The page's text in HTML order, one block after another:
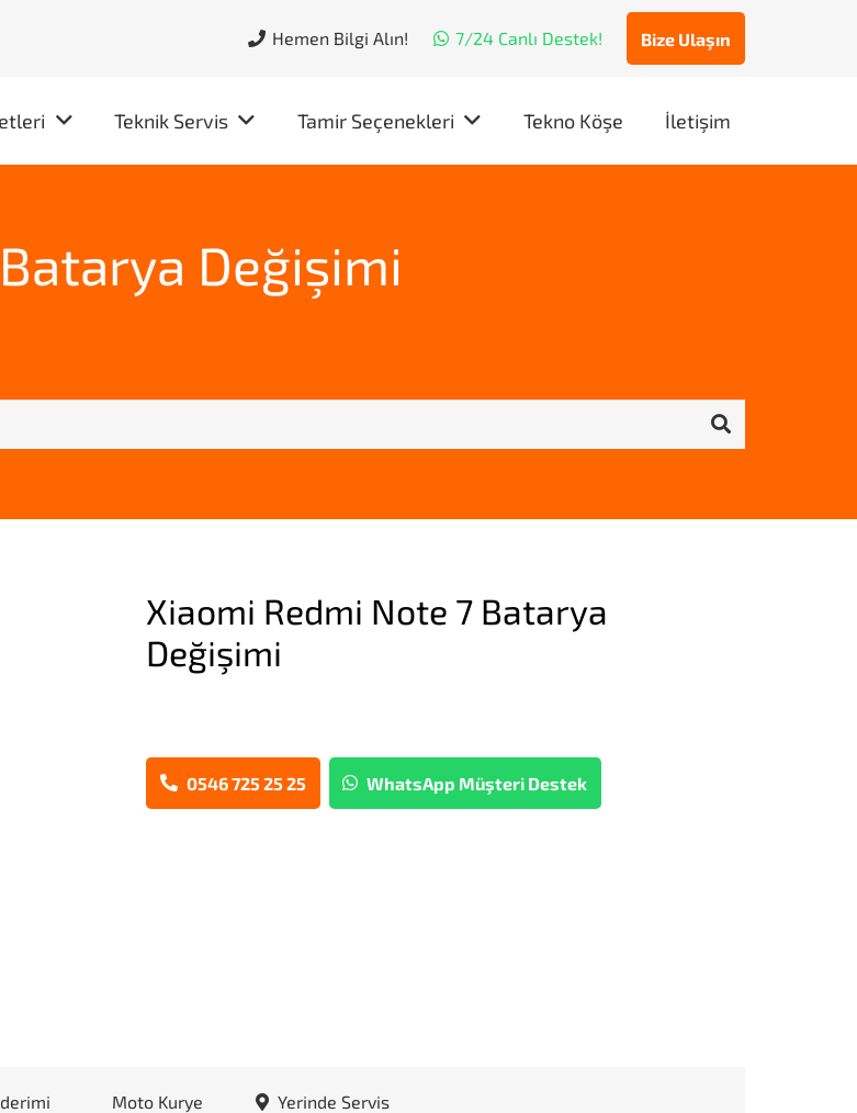
Hemen Bilgi Alın! 7/24 Canlı Destek! Bize Ulaşın
Teknik Servis Tamir Seçenekleri Tekno Köşe İletişim
Değişimi
Xiaomi Redmi Note 7 Batarya
Değişimi
0546 725 25 25 WhatsApp Müşteri Destek
Moto Kurye Yerinde Servis